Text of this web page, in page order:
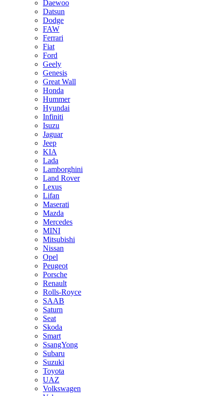
Daewoo
Datsun
Dodge
FAW
Ferrari
Fiat
Ford
Geely
Genesis
Great Wall
Honda
Hummer
Hyundai
Infiniti
Isuzu
Jaguar
Jeep
KIA
Lada
Lamborghini
Land Rover
Lexus
Lifan
Maserati
Mazda
Mercedes
MINI
Mitsubishi
Nissan
Opel
Peugeot
Porsche
Renault
Rolls-Royce
SAAB
Saturn
Seat
Skoda
Smart
SsangYong
Subaru
Suzuki
Toyota
UAZ
Volkswagen